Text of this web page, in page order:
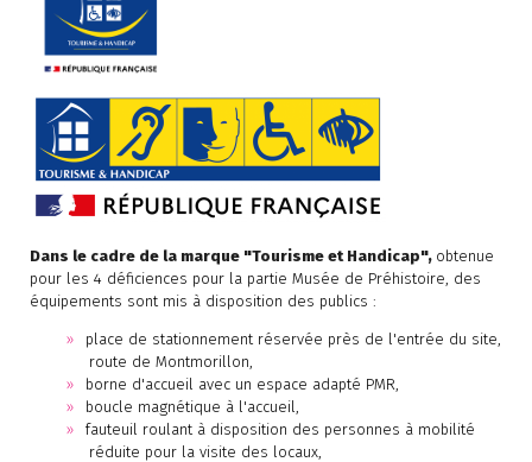
Dans le cadre de la marque "Tourisme et Handicap", obtenue
pour les 4 déficiences pour la partie Musée de Préhistoire, des
équipements sont mis à disposition des publics :
place de stationnement réservée près de l'entrée du site,
route de Montmorillon,
borne d'accueil avec un espace adapté PMR,
boucle magnétique à l'accueil,
fauteuil roulant à disposition des personnes à mobilité
réduite pour la visite des locaux,